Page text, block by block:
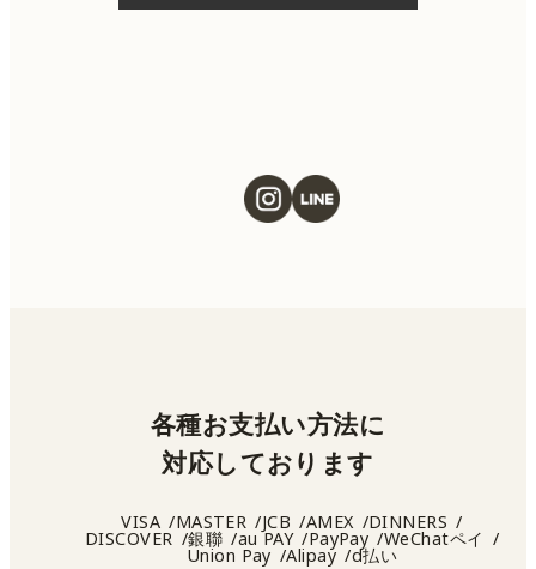
希望の場合は、ご予約の際にお気軽にご相談
各種お支払い方法に
対応しております
VISA MASTER JCB AMEX DINNERS
DISCOVER 銀聯 au PAY PayPay WeChatペイ
Union Pay Alipay d払い